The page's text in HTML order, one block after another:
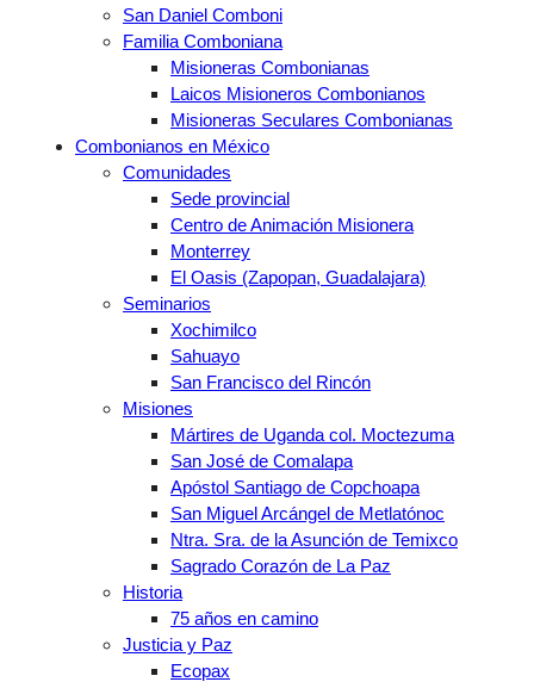
San Daniel Comboni
Familia Comboniana
Misioneras Combonianas
Laicos Misioneros Combonianos
Misioneras Seculares Combonianas
Combonianos en México
Comunidades
Sede provincial
Centro de Animación Misionera
Monterrey
El Oasis (Zapopan, Guadalajara)
Seminarios
Xochimilco
Sahuayo
San Francisco del Rincón
Misiones
Mártires de Uganda col. Moctezuma
San José de Comalapa
Apóstol Santiago de Copchoapa
San Miguel Arcángel de Metlatónoc
Ntra. Sra. de la Asunción de Temixco
Sagrado Corazón de La Paz
Historia
75 años en camino
Justicia y Paz
Ecopax